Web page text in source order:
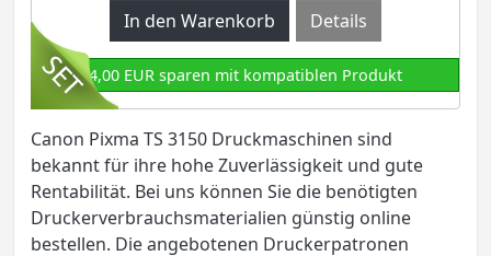
Details
4,00 EUR sparen mit kompatiblen Produkt
Canon Pixma TS 3150 Druckmaschinen sind
bekannt für ihre hohe Zuverlässigkeit und gute
Rentabilität. Bei uns können Sie die benötigten
Druckerverbrauchsmaterialien günstig online
bestellen. Die angebotenen Druckerpatronen